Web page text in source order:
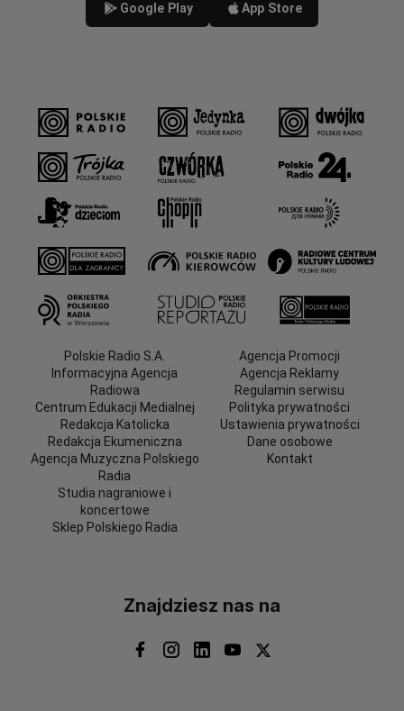
Google Play App Store
Polskie Radio S.A.
Informacyjna Agencja
Radiowa
Centrum Edukacji Medialnej
Redakcja Katolicka
Redakcja Ekumeniczna
Agencja Muzyczna Polskiego
Radia
Studia nagraniowe i
koncertowe
Sklep Polskiego Radia
Agencja Promocji
Agencja Reklamy
Regulamin serwisu
Polityka prywatności
Ustawienia prywatności
Dane osobowe
Kontakt
Znajdziesz nas na